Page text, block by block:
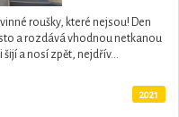
roušky, které nejsou! Den
a rozdává vhodnou netkanou
a nosí zpět, nejdřív...
2021